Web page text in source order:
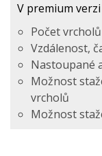
V premium verzi
Počet
Vzdálenost,
Nastoupané
Možnost
vrcholů
Možnost